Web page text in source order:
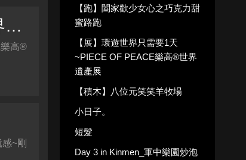
【展】環遊世界只需要1天~PIECE OF PEACE樂高®世界遺產展
樂高®
~剛
【跑】闔家歡少女心之巧克力甜
蜜路跑
【展】環遊世界只需要1天
~PIECE OF PEACE樂高®世界
遺產展
【積木】八位元笑笑羊牧場
小日子。
短髮
Day 3 in Kinmen_軍中樂園炒泡